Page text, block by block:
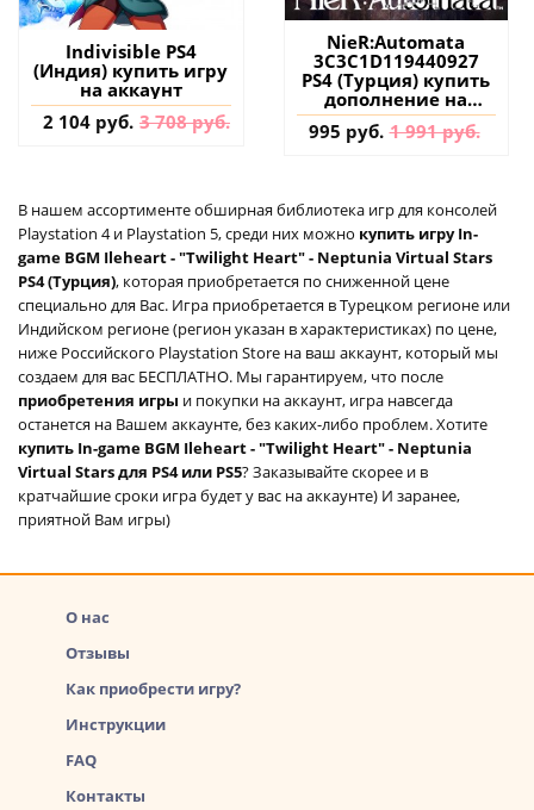
Indivisible PS4
(Индия) купить игру
на аккаунт
2 104 руб. 3 708 руб.
NieR:Automata
3C3C1D119440927
PS4 (Турция) купить
дополнение на
аккаунт
995 руб. 1 991 руб.
В нашем ассортименте обширная библиотека игр для консолей
Playstation 4 и Playstation 5, среди них можно купить игру In-
game BGM Ileheart - "Twilight Heart" - Neptunia Virtual Stars
PS4 (Турция), которая приобретается по сниженной цене
специально для Вас. Игра приобретается в Турецком регионе или
Индийском регионе (регион указан в характеристиках) по цене,
ниже Российского Playstation Store на ваш аккаунт, который мы
создаем для вас БЕСПЛАТНО. Мы гарантируем, что после
приобретения игры и покупки на аккаунт, игра навсегда
останется на Вашем аккаунте, без каких-либо проблем. Хотите
купить In-game BGM Ileheart - "Twilight Heart" - Neptunia
Virtual Stars для PS4 или PS5? Заказывайте скорее и в
кратчайшие сроки игра будет у вас на аккаунте) И заранее,
приятной Вам игры)
О нас
Отзывы
Как приобрести игру?
Инструкции
FAQ
Контакты